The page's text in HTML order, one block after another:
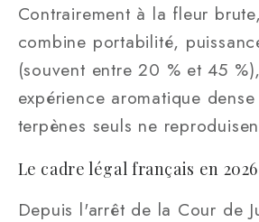
Contrairement à la fleur
combine portabilité,
(souvent entre 20 % et 45
expérience aromatique
terpènes seuls ne
Le cadre légal français en 2026
Depuis l'arrêt de la Cour de